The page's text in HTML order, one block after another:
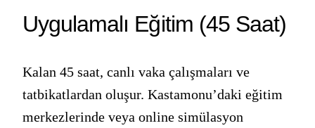
Uygulamalı Eğitim (45 Saat)
Kalan 45 saat, canlı vaka çalışmaları ve
tatbikatlardan oluşur. Kastamonu’daki eğitim
merkezlerinde veya online simülasyon